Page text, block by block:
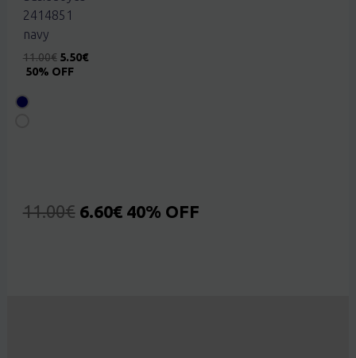
2414851
navy
11.00€ 5.50€
50% OFF
11.00€ 6.60€ 40% OFF